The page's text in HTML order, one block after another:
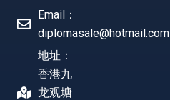
Email：
diplomasale@hotmail.com
地址：
香港九
龙观塘